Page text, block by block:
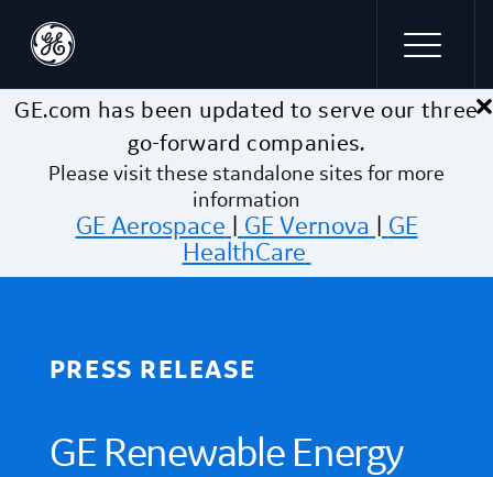
Skip to main content ×
GE.com has been updated to serve our three
go-forward companies.
Please visit these standalone sites for more
information
GE Aerospace GE Vernova
GE
HealthCare
PRESS RELEASE
GE Renewable Energy